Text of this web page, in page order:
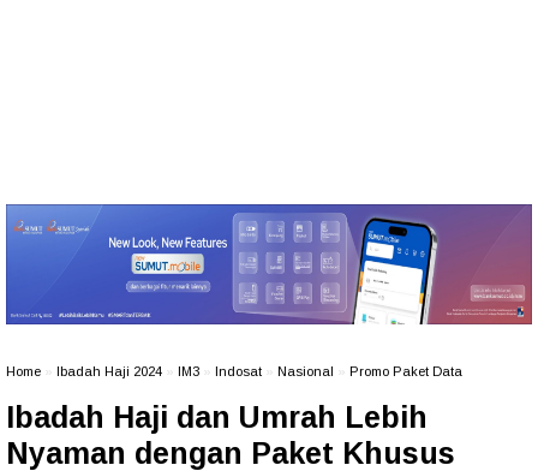
Home Ibadah Haji 2024 IM3 Indosat Nasional Promo Paket Data
Ibadah Haji dan Umrah Lebih
Nyaman dengan Paket Khusus